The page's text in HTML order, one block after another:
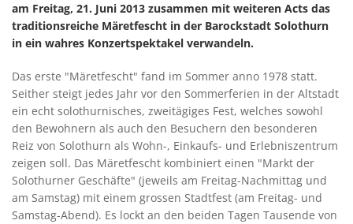
am Freitag, 21. Juni 2013 zusammen mit weiteren Acts das
traditionsreiche Märetfescht in der Barockstadt Solothurn
in ein wahres Konzertspektakel verwandeln.
Das erste "Märetfescht" fand im Sommer anno 1978 statt.
Seither steigt jedes Jahr vor den Sommerferien in der Altstadt
ein echt solothurnisches, zweitägiges Fest, welches sowohl
den Bewohnern als auch den Besuchern den besonderen
Reiz von Solothurn als Wohn-, Einkaufs- und Erlebniszentrum
zeigen soll. Das Märetfescht kombiniert einen "Markt der
Solothurner Geschäfte" (jeweils am Freitag-Nachmittag und
am Samstag) mit einem grossen Stadtfest (am Freitag- und
Samstag-Abend). Es lockt an den beiden Tagen Tausende von